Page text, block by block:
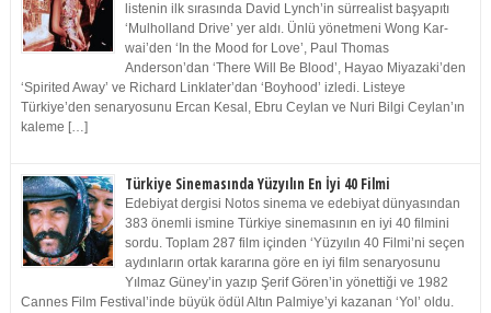
listenin ilk sırasında David Lynch’in sürrealist başyapıtı
‘Mulholland Drive’ yer aldı. Ünlü yönetmeni Wong Kar-
wai’den ‘In the Mood for Love’, Paul Thomas
Anderson’dan ‘There Will Be Blood’, Hayao Miyazaki’den
‘Spirited Away’ ve Richard Linklater’dan ‘Boyhood’ izledi. Listeye
Türkiye’den senaryosunu Ercan Kesal, Ebru Ceylan ve Nuri Bilgi Ceylan’ın
kaleme […]
Türkiye Sinemasında Yüzyılın En İyi 40 Filmi
Edebiyat dergisi Notos sinema ve edebiyat dünyasından
383 önemli ismine Türkiye sinemasının en iyi 40 filmini
sordu. Toplam 287 film içinden ‘Yüzyılın 40 Filmi’ni seçen
aydınların ortak kararına göre en iyi film senaryosunu
Yılmaz Güney’in yazıp Şerif Gören’in yönettiği ve 1982
Cannes Film Festival’inde büyük ödül Altın Palmiye’yi kazanan ‘Yol’ oldu.